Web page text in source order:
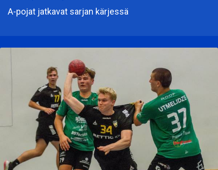
A-pojat jatkavat sarjan kärjessä